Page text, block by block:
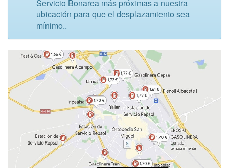
Servicio Bonarea más próximas a nuestra
ubicación para que el desplazamiento sea
mínimo..